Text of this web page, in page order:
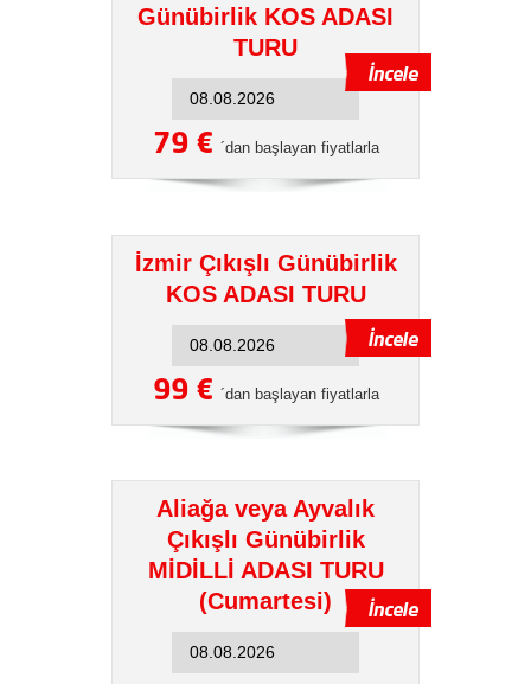
Günübirlik KOS ADASI
TURU
79 € ´dan başlayan fiyatlarla
İzmir Çıkışlı Günübirlik
KOS ADASI TURU
99 € ´dan başlayan fiyatlarla
Aliağa veya Ayvalık
Çıkışlı Günübirlik
MİDİLLİ ADASI TURU
(Cumartesi)